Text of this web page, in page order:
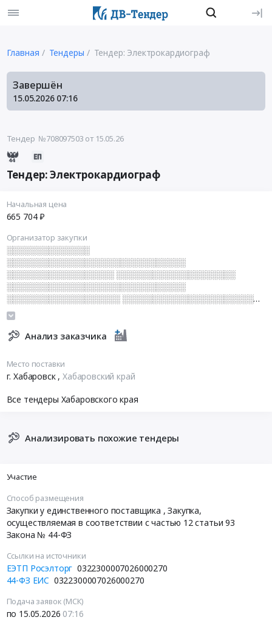
Главная Тендеры Тендер: Электрокардиограф
Завершён
15.05.2026 07:16
Тендер №708097503 от 15.05.26
Тендер: Электрокардиограф
Начальная цена
665 704 ₽
Организатор закупки
░░░░░░░░░░░░░░
░░░░░░░░░░░░░░░░░░░░░░░░░░░░░░
░░░░░░░░░░░░░░░░░░ ░░░░░░░░░░░░░░░░░░░░
░░░░░░░░░░░░░░░░░░░░░░░░░░░░░░
░░░░░░░░░░░░░░░░░░░ ░░░░░░░░░░░░░░░░░░░░░░
░░░░░░░░░░░░░░░░░ ░░░░░░░░░░
░░░░░░░░░░░░░░░░░░░░ ░░░░░░
░░░░░░░░░░░░░░░░░░░░░░░░░░░░
░░░░░░░░░░░░░░░░░░░░░░░░░░░░░░
░░░░░░░░░░░░░░░░░░░░░░░░ ░░░░░░░░
Анализ заказчика
Место поставки
г. Хабаровск ,Хабаровский край
Все тендеры Хабаровского края
Анализировать похожие тендеры
Участие
Способ размещения
Закупки у единственного поставщика , Закупка,
осуществляемая в соответствии с частью 12 статьи 93
Закона № 44-ФЗ
Ссылки на источники
ЕЭТП Росэлторг 0322300007026000270
44-ФЗ ЕИС 0322300007026000270
Подача заявок (МСК)
по 15.05.2026 07:16